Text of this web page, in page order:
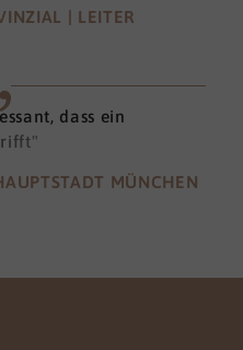
| LEITER
dass ein
MÜNCHEN